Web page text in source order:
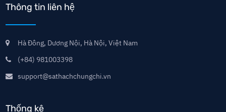
Thông tin liên hệ
Hà Đông, Dương Nội, Hà Nội, Việt Nam
(+84) 981003398
support@sathachchungchi.vn
Thống kê